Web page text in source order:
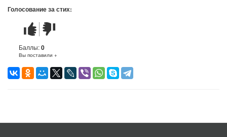
Голосование за стих:
Стих
понравился
Стих
не
понравился
Баллы:0
Вы поставили +